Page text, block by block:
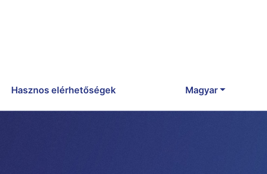
Hasznos elérhetőségek Magyar